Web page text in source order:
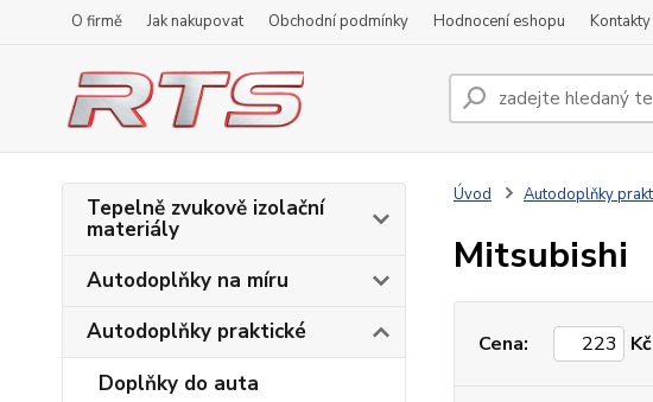
O firmě Jak nakupovat Obchodní podmínky Hodnocení eshopu Kontakty
Tepelně zvukově izolační
materiály
Autodoplňky na míru
Autodoplňky praktické
Doplňky do auta
Úvod Autodoplňky
Mitsubishi
Cena: Kč